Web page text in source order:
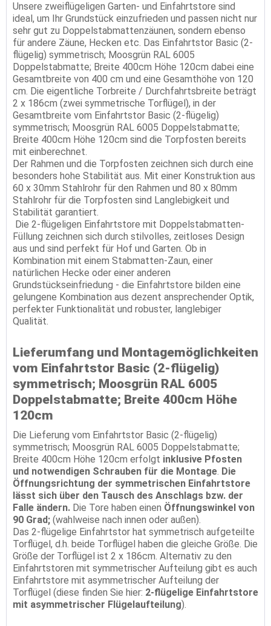
Unsere zweiflügeligen Garten- und Einfahrtstore sind
ideal, um Ihr Grundstück einzufrieden und passen nicht nur
sehr gut zu Doppelstabmattenzäunen, sondern ebenso
für andere Zäune, Hecken etc. Das Einfahrtstor Basic (2-
flügelig) symmetrisch; Moosgrün RAL 6005
Doppelstabmatte; Breite 400cm Höhe 120cm dabei eine
Gesamtbreite von 400 cm und eine Gesamthöhe von 120
cm. Die eigentliche Torbreite / Durchfahrtsbreite beträgt
2 x 186cm (zwei symmetrische Torflügel), in der
Gesamtbreite vom Einfahrtstor Basic (2-flügelig)
symmetrisch; Moosgrün RAL 6005 Doppelstabmatte;
Breite 400cm Höhe 120cm sind die Torpfosten bereits
mit einberechnet.
Der Rahmen und die Torpfosten zeichnen sich durch eine
besonders hohe Stabilität aus. Mit einer Konstruktion aus
60 x 30mm Stahlrohr für den Rahmen und 80 x 80mm
Stahlrohr für die Torpfosten sind Langlebigkeit und
Stabilität garantiert.
Die 2-flügeligen Einfahrtstore mit Doppelstabmatten-
Füllung zeichnen sich durch stilvolles, zeitloses Design
aus und sind perfekt für Hof und Garten. Ob in
Kombination mit einem Stabmatten-Zaun, einer
natürlichen Hecke oder einer anderen
Grundstückseinfriedung - die Einfahrtstore bilden eine
gelungene Kombination aus dezent ansprechender Optik,
perfekter Funktionalität und robuster, langlebiger
Qualität.
Lieferumfang und Montagemöglichkeiten
vom Einfahrtstor Basic (2-flügelig)
symmetrisch; Moosgrün RAL 6005
Doppelstabmatte; Breite 400cm Höhe
120cm
Die Lieferung vom Einfahrtstor Basic (2-flügelig)
symmetrisch; Moosgrün RAL 6005 Doppelstabmatte;
Breite 400cm Höhe 120cm erfolgt inklusive Pfosten
und notwendigen Schrauben für die Montage. Die
Öffnungsrichtung der symmetrischen Einfahrtstore
lässt sich über den Tausch des Anschlags bzw. der
Falle ändern. Die Tore haben einen Öffnungswinkel von
90 Grad; (wahlweise nach innen oder außen).
Das 2-flügelige Einfahrtstor hat symmetrisch aufgeteilte
Torflügel, d.h. beide Torflügel haben die gleiche Größe. Die
Größe der Torflügel ist 2 x 186cm. Alternativ zu den
Einfahrtstoren mit symmetrischer Aufteilung gibt es auch
Einfahrtstore mit asymmetrischer Aufteilung der
Torflügel (diese finden Sie hier: 2-flügelige Einfahrtstore
mit asymmetrischer Flügelaufteilung).